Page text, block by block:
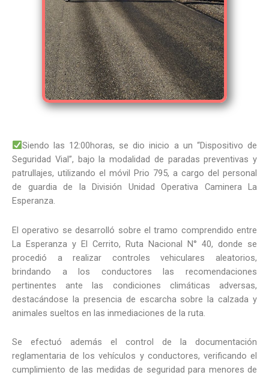
Siendo las 12:00horas, se dio inicio a un “Dispositivo de
Seguridad Vial”, bajo la modalidad de paradas preventivas y
patrullajes, utilizando el móvil Prio 795, a cargo del personal
de guardia de la División Unidad Operativa Caminera La
Esperanza.
El operativo se desarrolló sobre el tramo comprendido entre
La Esperanza y El Cerrito, Ruta Nacional N° 40, donde se
procedió a realizar controles vehiculares aleatorios,
brindando a los conductores las recomendaciones
pertinentes ante las condiciones climáticas adversas,
destacándose la presencia de escarcha sobre la calzada y
animales sueltos en las inmediaciones de la ruta.
Se efectuó además el control de la documentación
reglamentaria de los vehículos y conductores, verificando el
cumplimiento de las medidas de seguridad para menores de